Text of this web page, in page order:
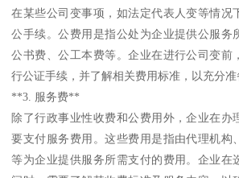
在某些公司变事项，如法定代表人变等情况
公手续。公费用是指公处为企业提供公服务
公书费、公工本费等。企业在进行公司变前
行公证手续，并了解相关费用标准，以充分准
**3. 服务费**
除了行政事业性收费和公费用外，企业在办
要支付服务费用。这些费用是指由代理机构
等为企业提供服务所需支付的费用。企业在